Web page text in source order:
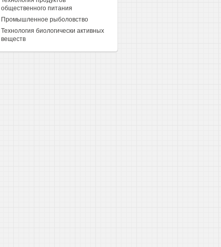
общественного питания
Промышленное рыболовство
Технология биологически активных
веществ